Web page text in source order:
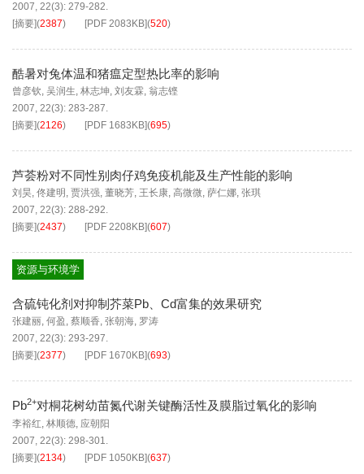
2007, 22(3): 279-282.
[摘要](2387) [PDF 2083KB](520)
酷暑对兔体温和猪瘟定型热比率的影响
曾彦钦, 吴润生, 林志坤, 刘友霖, 翁志铿
2007, 22(3): 283-287.
[摘要](2126) [PDF 1683KB](695)
芦荟粉对不同性别肉仔鸡免疫机能及生产性能的影响
刘昊, 佟建明 , 贾洪强, 董晓芳, 王长康, 高微微, 萨仁娜, 张琪
2007, 22(3): 288-292.
[摘要](2437) [PDF 2208KB](607)
资源与环境学
含硫钝化剂对抑制芥菜Pb、Cd富集的效果研究
张建丽, 何盈 , 蔡顺香, 张朝海, 罗涛
2007, 22(3): 293-297.
[摘要](2377) [PDF 1670KB](693)
Pb2+对桐花树幼苗氮代谢关键酶活性及膜脂过氧化的影响
李裕红, 林顺德, 应朝阳
2007, 22(3): 298-301.
[摘要](2134) [PDF 1050KB](637)